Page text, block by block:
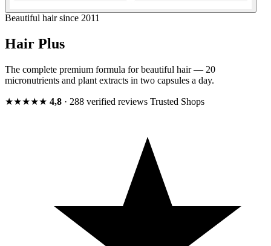
Beautiful hair since 2011
Hair Plus
The complete premium formula for beautiful hair — 20
micronutrients and plant extracts in two capsules a day.
★★★★★ 4,8 · 288 verified reviews Trusted Shops